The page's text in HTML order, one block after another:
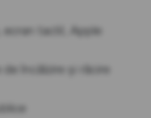
ecran tactil, Apple
încălzire și răcire